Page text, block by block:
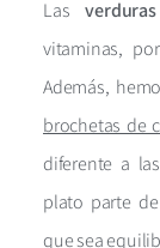
Lasverduras
vitaminas,
Además,
brochetas de
diferente a
plato parte
que sea